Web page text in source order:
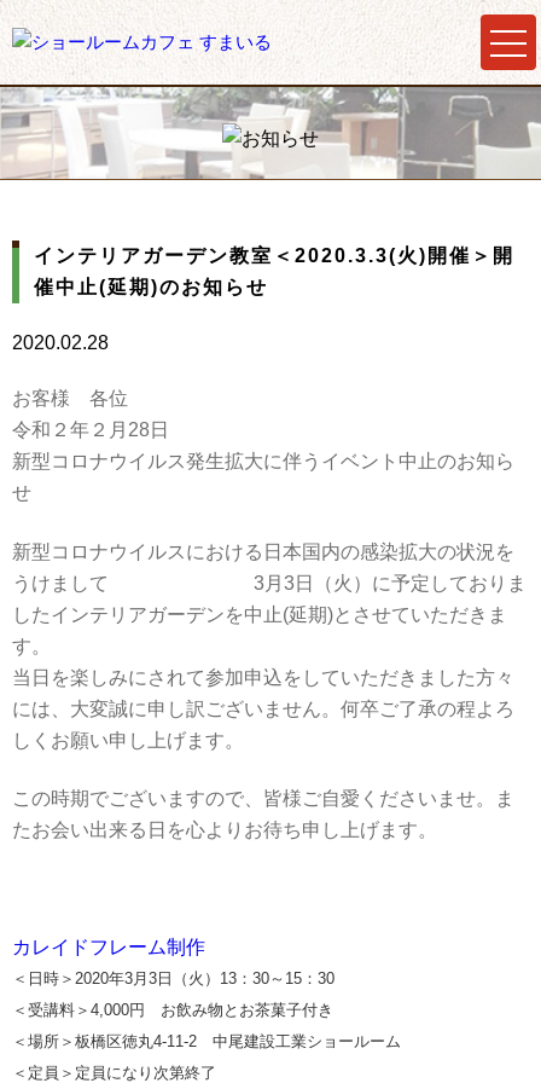
インテリアガーデン教室＜2020.3.3(火)開催＞開
催中止(延期)のお知らせ
2020.02.28
お客様 各位
令和２年２月28日
新型コロナウイルス発生拡大に伴うイベント中止のお知ら
せ
新型コロナウイルスにおける日本国内の感染拡大の状況を
うけまして 3月3日（火）に予定しておりま
したインテリアガーデンを中止(延期)とさせていただきま
す。
当日を楽しみにされて参加申込をしていただきました方々
には、大変誠に申し訳ございません。何卒ご了承の程よろ
しくお願い申し上げます。
この時期でございますので、皆様ご自愛くださいませ。ま
たお会い出来る日を心よりお待ち申し上げます。
カレイドフレーム制作
＜日時＞2020年3月3日（火）13：30～15：30
＜受講料＞4,000円 お飲み物とお茶菓子付き
＜場所＞板橋区徳丸4-11-2 中尾建設工業ショールーム
＜定員＞定員になり次第終了